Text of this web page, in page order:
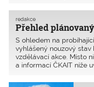
z inženýrských komor
Slovenska, České
poradních inženýrů) a
Přehled
redakce
S ohledem na
vyhlášený nouzový
vzdělávací akce. Místo
a informací ČKAIT níže